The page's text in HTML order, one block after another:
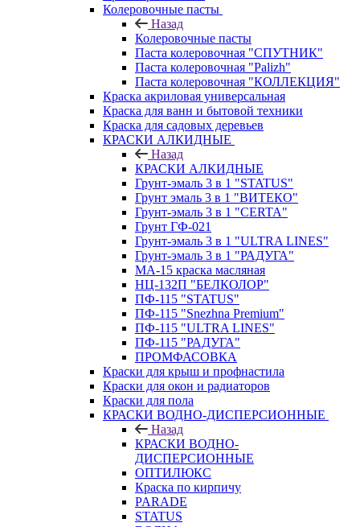
Колеровочные пасты
Назад
Колеровочные пасты
Паста колеровочная "СПУТНИК"
Паста колеровочная "Palizh"
Паста колеровочная "КОЛЛЕКЦИЯ"
Краска акриловая универсальная
Краска для ванн и бытовой техники
Краска для садовых деревьев
КРАСКИ АЛКИДНЫЕ
Назад
КРАСКИ АЛКИДНЫЕ
Грунт-эмаль 3 в 1 "STATUS"
Грунт эмаль 3 в 1 "ВИТЕКО"
Грунт-эмаль 3 в 1 "CERTA"
Грунт ГФ-021
Грунт-эмаль 3 в 1 "ULTRA LINES"
Грунт-эмаль 3 в 1 "РАДУГА"
МА-15 краска масляная
НЦ-132П "БЕЛКОЛОР"
ПФ-115 "STATUS"
ПФ-115 "Snezhna Premium"
ПФ-115 "ULTRA LINES"
ПФ-115 "РАДУГА"
ПРОМФАСОВКА
Краски для крыш и профнастила
Краски для окон и радиаторов
Краски для пола
КРАСКИ ВОДНО-ДИСПЕРСИОННЫЕ
Назад
КРАСКИ ВОДНО-
ДИСПЕРСИОННЫЕ
ОПТИЛЮКС
Краска по кирпичу
PARADE
STATUS